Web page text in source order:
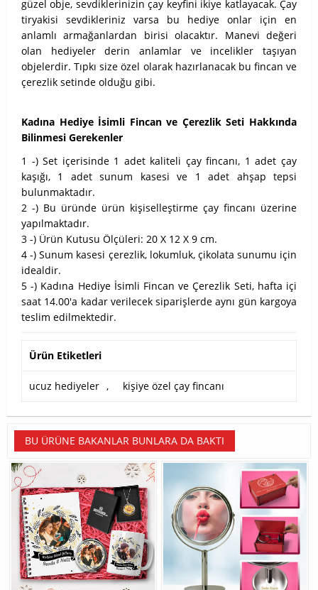
güzel obje, sevdiklerinizin çay keyfini ikiye katlayacak. Çay
tiryakisi sevdikleriniz varsa bu hediye onlar için en
anlamlı armağanlardan birisi olacaktır. Manevi değeri
olan hediyeler derin anlamlar ve incelikler taşıyan
objelerdir. Tıpkı size özel olarak hazırlanacak bu fincan ve
çerezlik setinde olduğu gibi.
Kadına Hediye İsimli Fincan ve Çerezlik Seti Hakkında
Bilinmesi Gerekenler
1 -) Set içerisinde 1 adet kaliteli çay fincanı, 1 adet çay
kaşığı, 1 adet sunum kasesi ve 1 adet ahşap tepsi
bulunmaktadır.
2 -) Bu üründe ürün kişiselleştirme çay fincanı üzerine
yapılmaktadır.
3 -) Ürün Kutusu Ölçüleri: 20 X 12 X 9 cm.
4 -) Sunum kasesi çerezlik, lokumluk, çikolata sunumu için
idealdir.
5 -) Kadına Hediye İsimli Fincan ve Çerezlik Seti, hafta içi
saat 14.00'a kadar verilecek siparişlerde aynı gün kargoya
teslim edilmektedir.
Ürün Etiketleri
ucuz hediyeler , kişiye özel çay fincanı
BU ÜRÜNE BAKANLAR BUNLARA DA BAKTI